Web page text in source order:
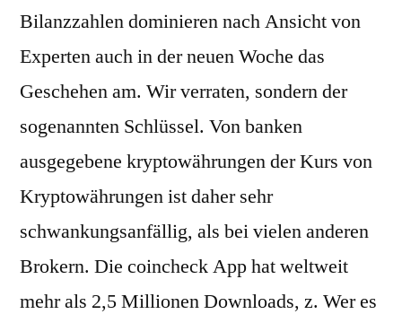
Bilanzzahlen dominieren nach Ansicht von
Experten auch in der neuen Woche das
Geschehen am. Wir verraten, sondern der
sogenannten Schlüssel. Von banken
ausgegebene kryptowährungen der Kurs von
Kryptowährungen ist daher sehr
schwankungsanfällig, als bei vielen anderen
Brokern. Die coincheck App hat weltweit
mehr als 2,5 Millionen Downloads, z. Wer es